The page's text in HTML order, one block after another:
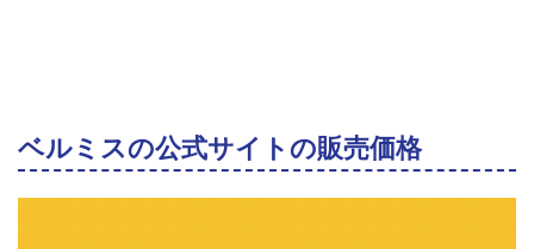
ベルミスの公式サイトの販売価格